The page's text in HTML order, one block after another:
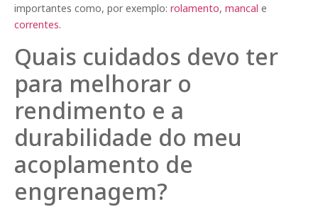
importantes como, por exemplo: rolamento, mancal e
correntes.
Quais cuidados devo ter
para melhorar o
rendimento e a
durabilidade do meu
acoplamento de
engrenagem?